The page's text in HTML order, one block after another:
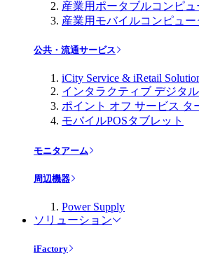
産業用ポータブルコンピュ
産業用モバイルコンピュー
公共・流通サービス
iCity Service & iRetail
インタラクティブ デジタ
ポイント オフ サービス タ
モバイルPOSタブレット
モニタアーム
周辺機器
Power Supply
ソリューション
iFactory